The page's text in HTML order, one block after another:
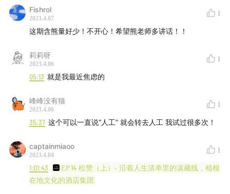
Fishrol
2023.4.07
1
这期含熊量好少！不开心！希望熊老师多讲话！！
莉莉呀
2023.4.06
1
05:13 就是我最近焦虑的
峰峰没有猫
2023.4.06
1
35:37 这个可以一直说“人工” 就会转去人工 我试过很多次！
captainmiaoo
2023.4.04
1
1:01:43
EP.14 松赞（上）- 沿着人生清单里的滇藏线，植根
在地文化的酒店集团